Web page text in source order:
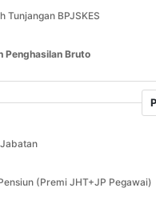
Tunjangan BPJSKES
Penghasilan Bruto
(Premi JHT+JP Pegawai)